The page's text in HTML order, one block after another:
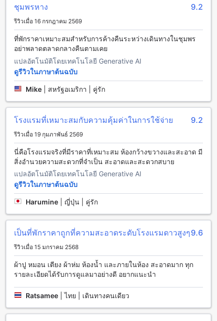
เช้าที่หลากหลายเมนูให้เลือก ตั้งแต่อาหารไทยจนถึงอาหารตะวัน
ตก และนอกจากนี้ยังมีร้านกาแฟที่ให้บริการเครื่องดื่มและของหวา
นอร่อยๆ ให้คุณสามารถชิมชอบได้อีกด้วย
ห้องพักที่โรงแรมสุริวงศ์ ชุมพร
โรงแรมสุริวงศ์ ชุมพร มีห้องพักหลากหลายประเภทที่จะตอบสนอง
ความต้องการของผู้เข้าพักทุกคน ห้อง Double Queen มีพื้นที่ 18
ตารางเมตร พร้อมเตียงขนาดควีนไซส์ 2 เตียง ส่วนห้อง Fan
Double มีพื้นที่เช่นเดียวกัน แต่มีเตียงคู่แบบพัดลม สำหรับห้อง
Superior 1 มีพื้นที่ 18 ตารางเมตรพร้อมเตียงเดียว ส่วนห้อง
Superior Twin ก็มีพื้นที่เช่นเดียวกัน แต่มีเตียงคู่
เมืองชุมพร: เมืองที่รวมความสวยงามของธรรมชาติและ
วัฒนธรรมไทย
เมืองชุมพรเป็นเมืองที่มีความสวยงามของธรรมชาติและ
วัฒนธรรมไทยอย่างลงตัว ตั้งอยู่ที่ชายฝั่งทะเลไทยตอนใต้ของ
ประเทศไทย ที่นี่มีทั้งทิวเขาที่สูงงดงาม หาดทรายที่สวยงาม และ
อ่าวที่สวยงามที่เป็นที่ตั้งของโรงแรมสุริวงศ์ ชุมพร โรงแรมนี้ตั้งอยู่
ใจกลางเมืองชุมพรที่เต็มไปด้วยวัฒนธรรมและประวัติศาสตร์ ผู้
จากวัดและพิพิธภัณฑ์ที่ใกล้เคียง นอกจากนี้ยังมีร้านอาหารและ
ร้านค้าที่น่าสนใจให้ผู้เข้าพักได้สัมผัสประสบการณ์การท่องเที่ยว
ที่แท้จริงในเมืองชุมพร
การเดินทางจากสนามบินสุราษฎร์ธานีไปยังโรงแรมสุริวงศ์ ชุมพร
โรงแรมสุริวงศ์ ชุมพร เป็นที่พักที่สะดวกสบายและมีบรรยากาศ
เป็นกันเอง สถานที่ตั้งของโรงแรมอยู่ในเมืองชุมพร ซึ่งตั้งอยู่ใกล้
กับสนามบินสุราษฎร์ธานี ทำให้การเดินทางมาถึงโรงแรมเป็น
เรื่องง่ายและสะดวกสบายมาก
ชุมพรหาง 9.2
รีวิวเมื่อ 16 กรกฎาคม 2569
ที่พักราคาเหมาะสมสำหรับการค้างคืนระหว่างเดินทางในชุมพร
อย่าพลาดตลาดกลางคืนตามเคย
แปลอัตโนมัติโดยเทคโนโลยี Generative AI
ดูรีวิวในภาษาต้นฉบับ
Mike สหรัฐอเมริกา | คู่รัก
โรงแรมที่เหมาะสมกับความคุ้มค่าในการใช้จ่าย 9.2
รีวิวเมื่อ 19 กุมภาพันธ์ 2569
นี่คือโรงแรมจริงที่มีราคาที่เหมาะสม ห้องกว้างขวางและสะอาด มี
สิ่งอำนวยความสะดวกที่จำเป็น สะอาดและสะดวกสบาย
แปลอัตโนมัติโดยเทคโนโลยี Generative AI
ดูรีวิวในภาษาต้นฉบับ
Harumine ญี่ปุ่น | คู่รัก
เป็นที่พักราคาถูกที่ความสะอาดระดับโรงแรมดาวสูงๆ9.6
รีวิวเมื่อ 15 มกราคม 2568
ผ้าปู หมอน เตียง ผ้าห่ม ห้องน้ำ และภายในห้อง สะอาดมาก ทุก
รายละเอียดได้รับการดูแลมาอย่างดี อยากแนะนำ
Ratsamee |ไทย | เดินทางคนเดียว